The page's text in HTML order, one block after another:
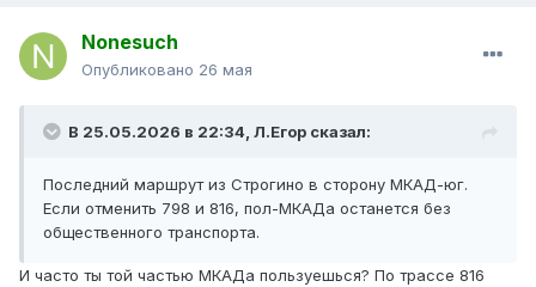
Nonesuch
Опубликовано 26 мая
В 25.05.2026 в 22:34, Л.Егор сказал:
Последний маршрут из Строгино в сторону МКАД-юг.
Если отменить 798 и 816, пол-МКАДа останется без
общественного транспорта.
И часто ты той частью МКАДа пользуешься? По трассе 816